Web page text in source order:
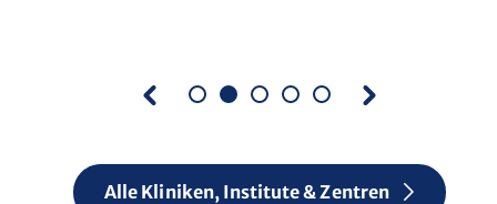
Alle Kliniken, Institute & Zentren